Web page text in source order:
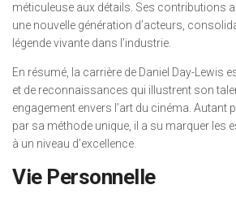
méticuleuse aux détails. Ses contributions
une nouvelle génération d’acteurs,
légende vivante dans l’industrie.
En résumé, la carrière de Daniel Day-Lewis
et de reconnaissances qui illustrent son
engagement envers l’art du cinéma. Autant
par sa méthode unique, il a su marquer les
à un niveau d’excellence.
Vie Personnelle